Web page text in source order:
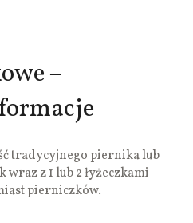
–
tradycyjnego piernika lub
z 1 lub 2 łyżeczkami
pierniczków.